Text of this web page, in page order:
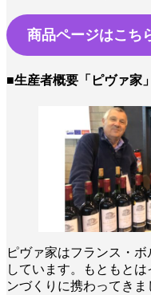
商品ページはこち
■生産者概要「ピヴァ家」
ピヴァ家はフランス・
しています。もともと
ンづくりに携わってき